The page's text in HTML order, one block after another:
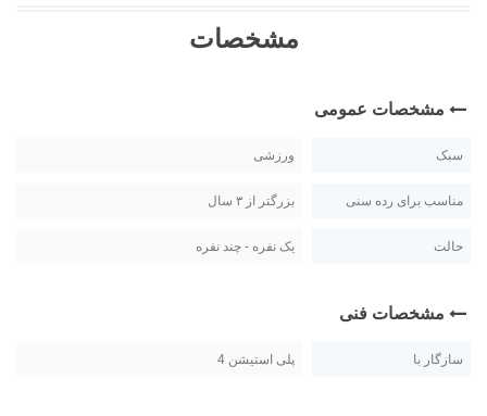
مشخصات
مشخصات عمومی
سبک ورزشی
مناسب برای رده سنی بزرگتر از ۳ سال
حالت یک نفره - چند نفره
مشخصات فنی
سازگار با پلی استیشن 4